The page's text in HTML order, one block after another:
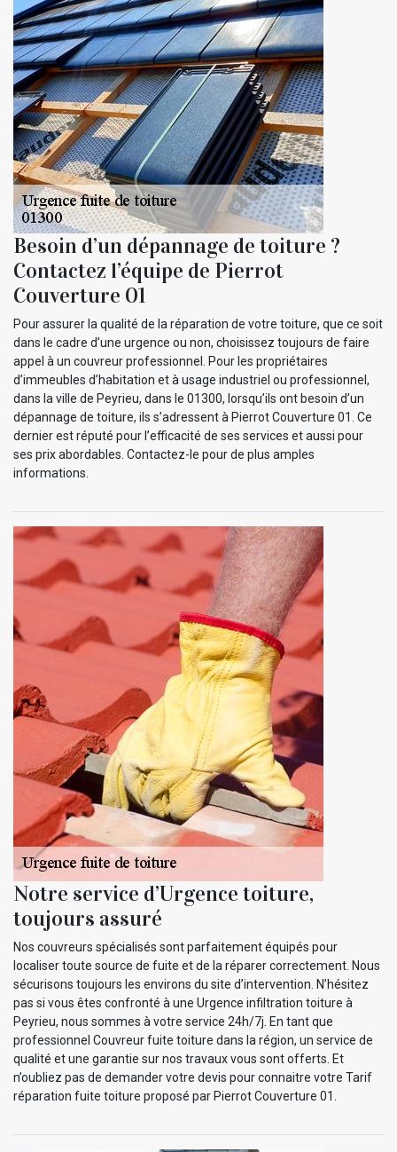
Besoin d’un dépannage de toiture ?
Contactez l’équipe de Pierrot
Couverture 01
Pour assurer la qualité de la réparation de votre toiture, que ce soit
dans le cadre d’une urgence ou non, choisissez toujours de faire
appel à un couvreur professionnel. Pour les propriétaires
d’immeubles d’habitation et à usage industriel ou professionnel,
dans la ville de Peyrieu, dans le 01300, lorsqu’ils ont besoin d’un
dépannage de toiture, ils s’adressent à Pierrot Couverture 01. Ce
dernier est réputé pour l’efficacité de ses services et aussi pour
ses prix abordables. Contactez-le pour de plus amples
informations.
Notre service d’Urgence toiture,
toujours assuré
Nos couvreurs spécialisés sont parfaitement équipés pour
localiser toute source de fuite et de la réparer correctement. Nous
sécurisons toujours les environs du site d’intervention. N’hésitez
pas si vous êtes confronté à une Urgence infiltration toiture à
Peyrieu, nous sommes à votre service 24h/7j. En tant que
professionnel Couvreur fuite toiture dans la région, un service de
qualité et une garantie sur nos travaux vous sont offerts. Et
n’oubliez pas de demander votre devis pour connaitre votre Tarif
réparation fuite toiture proposé par Pierrot Couverture 01.